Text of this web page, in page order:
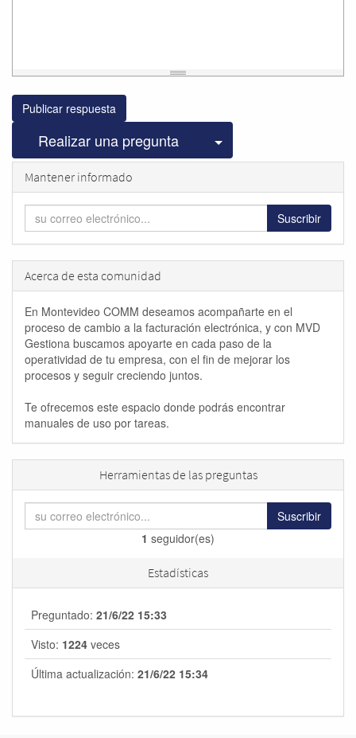
Publicar respuesta
Realizar una pregunta Seleccionar
Mantener informado
Suscribir
Acerca de esta comunidad
En Montevideo COMM deseamos acompañarte en el
proceso de cambio a la facturación electrónica, y con MVD
Gestiona buscamos apoyarte en cada paso de la
operatividad de tu empresa, con el fin de mejorar los
procesos y seguir creciendo juntos.
Te ofrecemos este espacio donde podrás encontrar
manuales de uso por tareas.
Herramientas de las preguntas
Suscribir
1 seguidor(es)
Estadísticas
Preguntado: 21/6/22 15:33
Visto: 1224 veces
Última actualización: 21/6/22 15:34